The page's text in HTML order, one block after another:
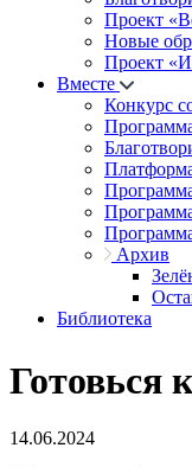
Проект
Новые
Проект
Вместе
Конкурс
Архив
Библиотека
Готовься
14.06.2024